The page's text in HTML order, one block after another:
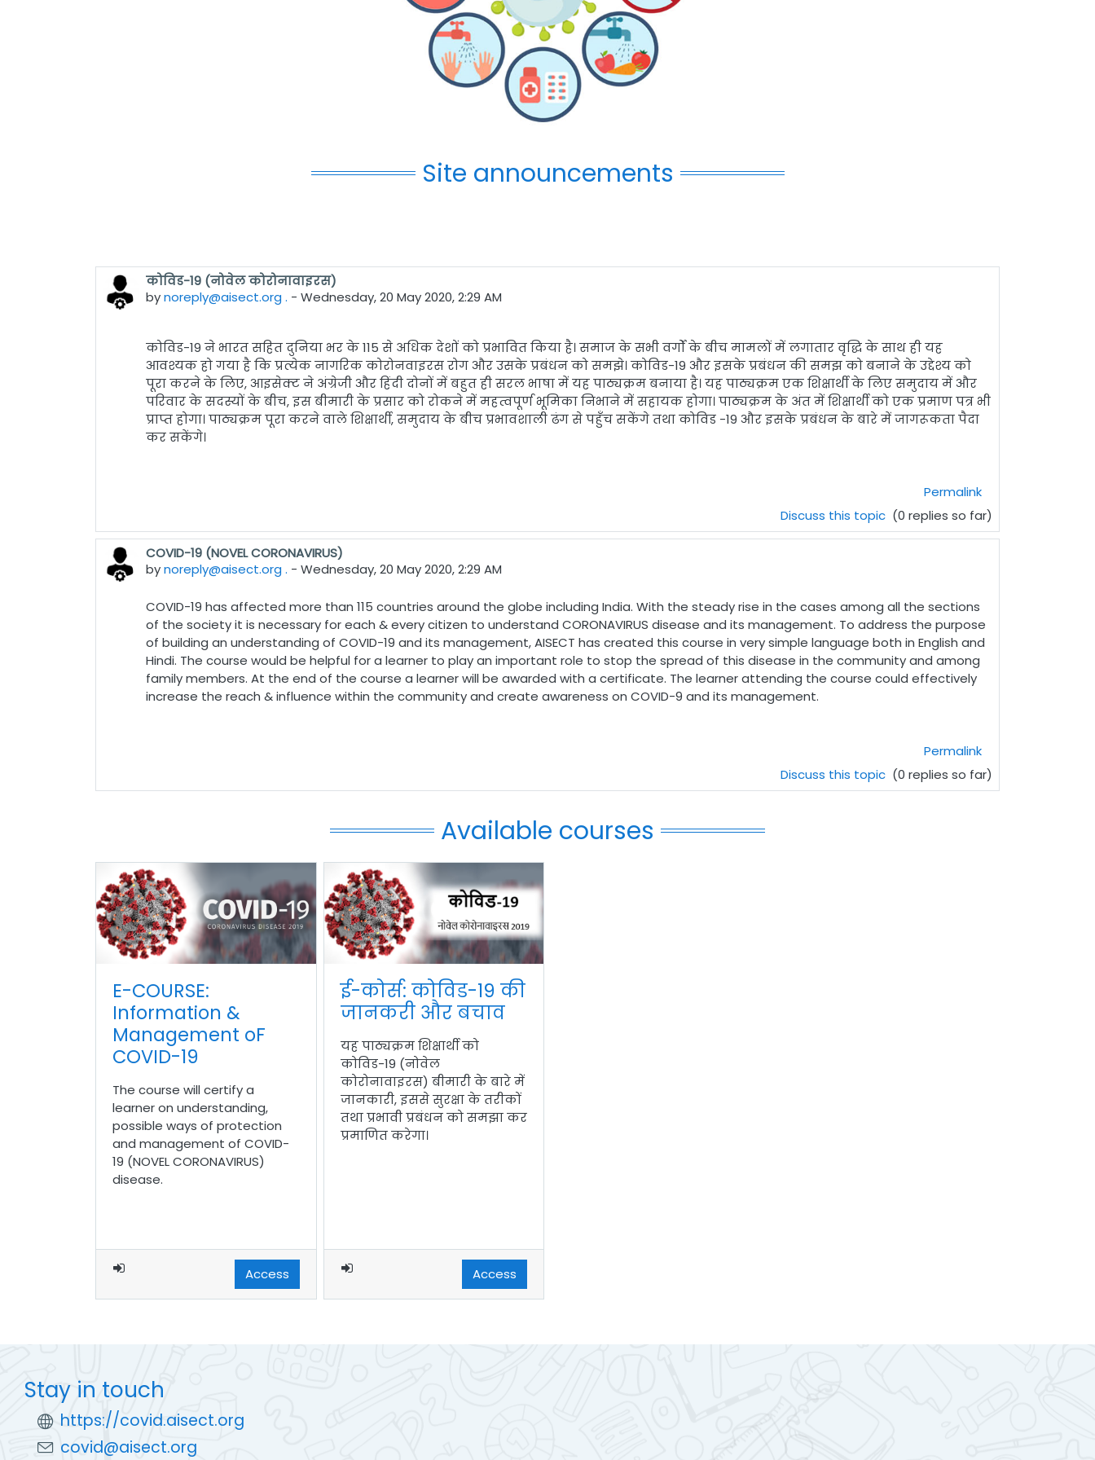
Site announcements
कोविड-19 (नोवेल कोरोनावाइरस)
bynoreply@aisect.org . - Wednesday, 20 May 2020, 2:29 AM
कोविड-19 ने भारत सहित दुनिया भर के115 से अधिक देशों को प्रभावित किया है। समाज के सभी वर्गों के बीच मामलों में लगातार वृद्धि के साथ ही यह
आवश्यक हो गया है कि प्रत्येक नागरिक कोरोनवाइरस रोग और उसके प्रबंधन को समझे। कोविड-19 और इसके प्रबंधन की समझ को बनाने के उद्देश्य को
पूरा करने के लिए,आइसेक्टने अंग्रेजी और हिंदी दोनों में बहुत ही सरल भाषा में यह पाठ्यक्रम बनाया है। यह पाठ्यक्रम एक शिक्षार्थी के लिए समुदाय में और
परिवार के सदस्यों के बीच,इस बीमारी के प्रसार को रोकने में महत्वपूर्ण भूमिका निभाने में सहायक होगा। पाठ्यक्रम के अंत में शिक्षार्थी को एक प्रमाण पत्र भी
प्राप्त होगा। पाठ्यक्रम पूरा करने वाले शिक्षार्थी,समुदाय के बीच प्रभावशाली ढंग से पहुँच सकेंगे तथा कोविड -19 और इसके प्रबंधन के बारे में जागरूकता पैदा
कर सकेंगे।
Permalink
Discuss this topic (0 replies so far)
COVID-19 (NOVEL CORONAVIRUS)
bynoreply@aisect.org . - Wednesday, 20 May 2020, 2:29 AM
COVID-19 has affected more than 115 countries around the globe including India. With the steady rise in the cases among all the sections
of the society it is necessary for each & every citizen to understand CORONAVIRUS disease and its management. To address the purpose
of building an understanding of COVID-19 and its management, AISECT has created this course in very simple language both in English and
Hindi. The course would be helpful for a learner to play an important role to stop the spread of this disease in the community and among
family members. At the end of the course a learner will be awarded with a certificate. The learner attending the course could effectively
increase the reach & influence within the community and create awareness on COVID-9 and its management.
Permalink
Discuss this topic (0 replies so far)
Available courses
E-COURSE:
Information &
Management oF
COVID-19
The course will certify a
learner on understanding,
possible ways of protection
and management of COVID-
19 (NOVEL CORONAVIRUS)
disease.
Access
ई-कोर्स: कोविड-19 की
जानकरी और बचाव
यह पाठ्यक्रम शिक्षार्थी को
कोविड-19 (नोवेल
कोरोनावाइरस) बीमारी के बारे में
जानकारी,इससे सुरक्षा के तरीकों
तथा प्रभावी प्रबंधन को समझा कर
प्रमाणित करेगा।
Access
Stay in touch
https://covid.aisect.org
covid@aisect.org